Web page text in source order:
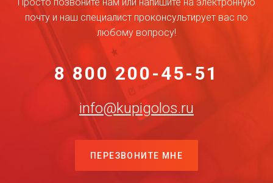
почту и наш специалист проконсультирует вас по
любому вопросу!
8 800 200-45-51
info@kupigolos.ru
ПЕРЕЗВОНИТЕ МНЕ